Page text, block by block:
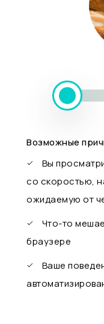
Возможные
Вы
со скоростью,
ожидаемую от
Что-то
браузере
Ваше